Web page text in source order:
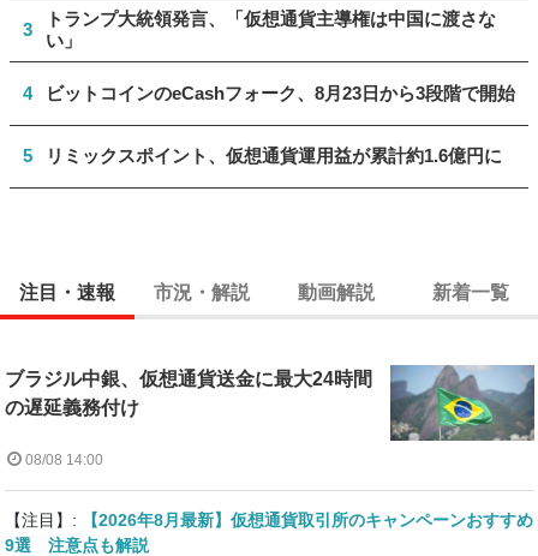
3
トランプ大統領発言、「仮想通貨主導権は中国に渡さな
い」
4 ビットコインのeCashフォーク、8月23日から3段階で開始
5 リミックスポイント、仮想通貨運用益が累計約1.6億円に
注目・速報 市況・解説 動画解説 新着一覧
ブラジル中銀、仮想通貨送金に最大24時間
の遅延義務付け
08/08 14:00
【注目】:
【2026年8月最新】仮想通貨取引所のキャンペーンおすすめ
9選 注意点も解説